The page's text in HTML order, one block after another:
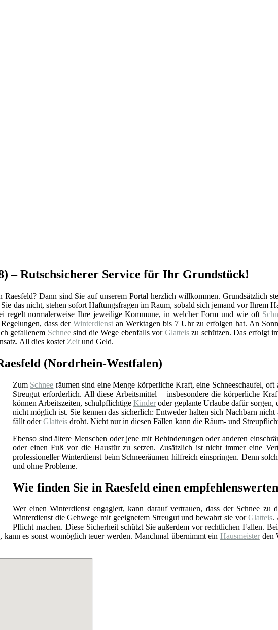
– Rutschsicherer Service für Ihr Grundstück!
Raesfeld? Dann sind Sie auf unserem Portal herzlich willkommen. Grundsätzlich
das nicht, stehen sofort Haftungsfragen im Raum, sobald sich jemand vor Ihrem
regelt normalerweise Ihre jeweilige Kommune, in welcher Form und wie oft
dass der Winterdienst an Werktagen bis 7 Uhr zu erfolgen hat. An
gefallenem Schneesind die Wege ebenfalls vor Glatteiszu schützen. Das erfolgt
All dies kostet Zeit und Geld.
(Nordrhein-Westfalen)
Zum Schnee räumen sind eine Menge körperliche Kraft, eine Schneeschaufel,
Streugut erforderlich. All diese Arbeitsmittel – insbesondere die körperliche
können Arbeitszeiten, schulpflichtige Kinderoder geplante Urlaube dafür sorgen,
nicht möglich ist. Sie kennen das sicherlich: Entweder halten sich Nachbarn
fällt oderGlatteis droht. Nicht nur in diesen Fällen kann die Räum- und
Ebenso sind ältere Menschen oder jene mit Behinderungen oder anderen
oder einen Fuß vor die Haustür zu setzen. Zusätzlich ist nicht immer eine
professioneller Winterdienst beim Schneeräumen hilfreich einspringen. Denn
und ohne Probleme.
Wie finden Sie in Raesfeld einen
Wer einen Winterdienst engagiert, kann darauf vertrauen, dass der Schnee
Winterdienst die Gehwege mit geeignetem Streugut und bewahrt sie vorGlatteis.
Pflicht machen. Diese Sicherheit schützt Sie außerdem vor rechtlichen Fallen.
kann es sonst womöglich teuer werden. Manchmal übernimmt ein Hausmeisterden